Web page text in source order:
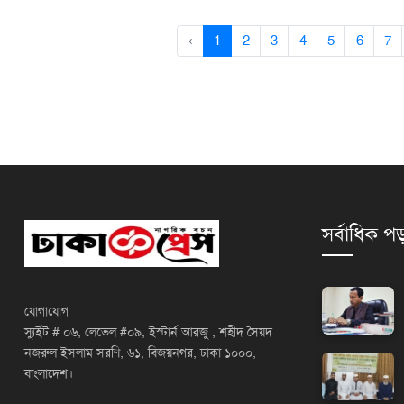
‹ 1 2 3 4 5 6 7
যোগাযোগ
স্যুইট # ০৬, লেভেল #০৯, ইস্টার্ন আরজু , শহীদ সৈয়দ
নজরুল ইসলাম সরণি, ৬১, বিজয়নগর, ঢাকা ১০০০,
বাংলাদেশ।
সর্বাধিক